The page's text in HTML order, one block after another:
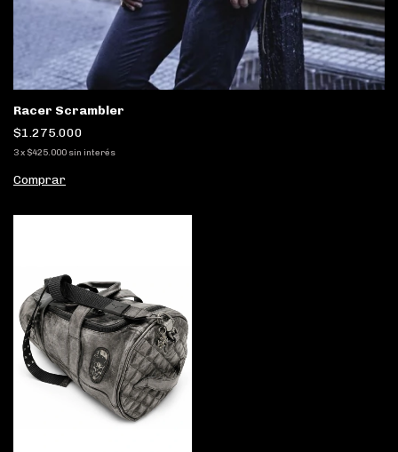
Racer Scrambler
$1.275.000
3x $425.000 sin interés
Comprar